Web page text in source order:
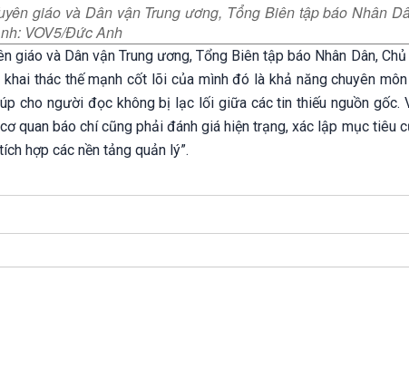
giáo và Dân vận Trung ương, Tổng Biên tập báo Nhân
VOV5/Đức Anh
giáo và Dân vận Trung ương, Tổng Biên tập báo Nhân Dân,
khai thác thế mạnh cốt lõi của mình đó là khả năng chuyên
cho người đọc không bị lạc lối giữa các tin thiếu nguồn gốc.
quan báo chí cũng phải đánh giá hiện trạng, xác lập mục tiêu
hợp các nền tảng quản lý”.